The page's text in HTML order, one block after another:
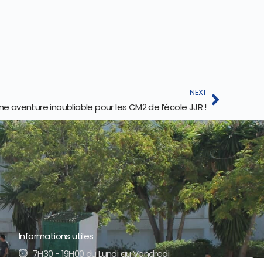
NEXT
aventure inoubliable pour les CM2 de l’école JJR !
Informations utiles
7H30 - 19H00 du Lundi au Vendredi